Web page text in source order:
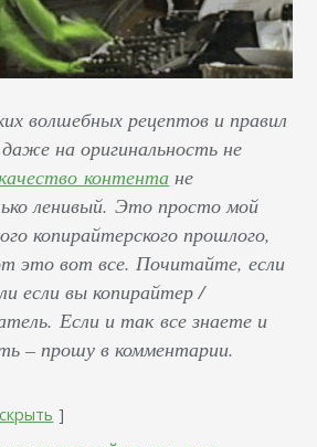
волшебных рецептов и правил
на оригинальность не
контента не
ленивый. Это просто мой
копирайтерского прошлого,
это вот все. Почитайте, если
если вы копирайтер /
Если и так все знаете и
– прошу в комментарии.
скрыть